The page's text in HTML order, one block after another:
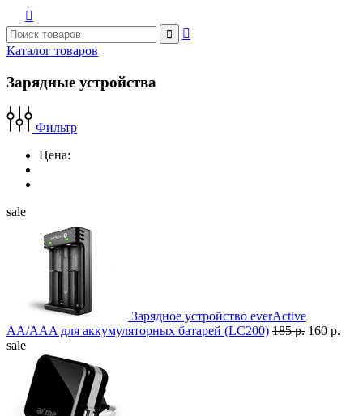



Каталог товаров
Зарядные устройства
Фильтр
Цена:
sale
Зарядное устройство everActive
AA/AAA для аккумуляторных батарей (LC200) 185 р. 160 р.
sale